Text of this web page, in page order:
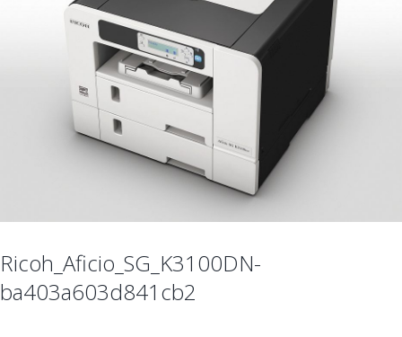
Ricoh_Aficio_SG_K3100DN-
ba403a603d841cb2